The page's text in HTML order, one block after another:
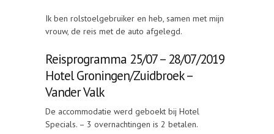
Ik ben rolstoelgebruiker en heb, samen met mijn
vrouw, de reis met de auto afgelegd.
Reisprogramma 25/07 – 28/07/2019
Hotel Groningen/Zuidbroek –
Vander Valk
De accommodatie werd geboekt bij Hotel
Specials. – 3 overnachtingen is 2 betalen.